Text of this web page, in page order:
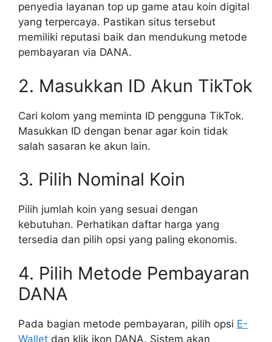
penyedia layanan top up game atau koin digital
yang terpercaya. Pastikan situs tersebut
memiliki reputasi baik dan mendukung metode
pembayaran via DANA.
2. Masukkan ID Akun TikTok
Cari kolom yang meminta ID pengguna TikTok.
Masukkan ID dengan benar agar koin tidak
salah sasaran ke akun lain.
3. Pilih Nominal Koin
Pilih jumlah koin yang sesuai dengan
kebutuhan. Perhatikan daftar harga yang
tersedia dan pilih opsi yang paling ekonomis.
4. Pilih Metode Pembayaran
DANA
Pada bagian metode pembayaran, pilih opsi E-
Wallet dan klik ikon DANA. Sistem akan